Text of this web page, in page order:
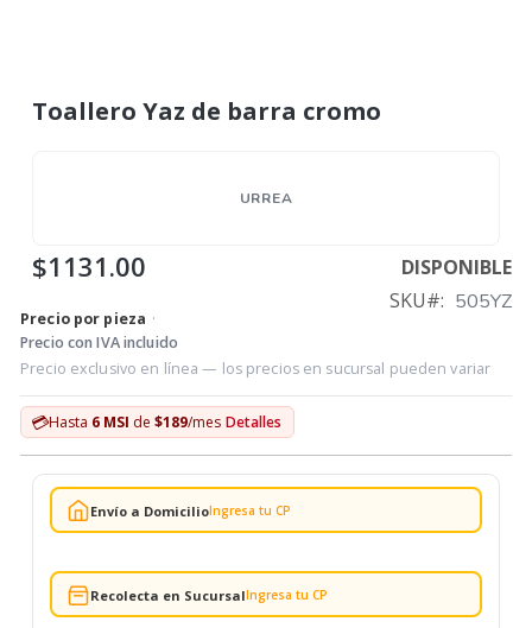
Toallero Yaz de barra cromo
URREA
$1131.00
DISPONIBLE
SKU
505YZ
Precio por pieza ·
Precio con IVA incluido
Precio exclusivo en línea — los precios en sucursal pueden variar
💳Hasta 6 MSI de $189/mes Detalles
Envío a DomicilioIngresa tu CP
Recolecta en SucursalIngresa tu CP